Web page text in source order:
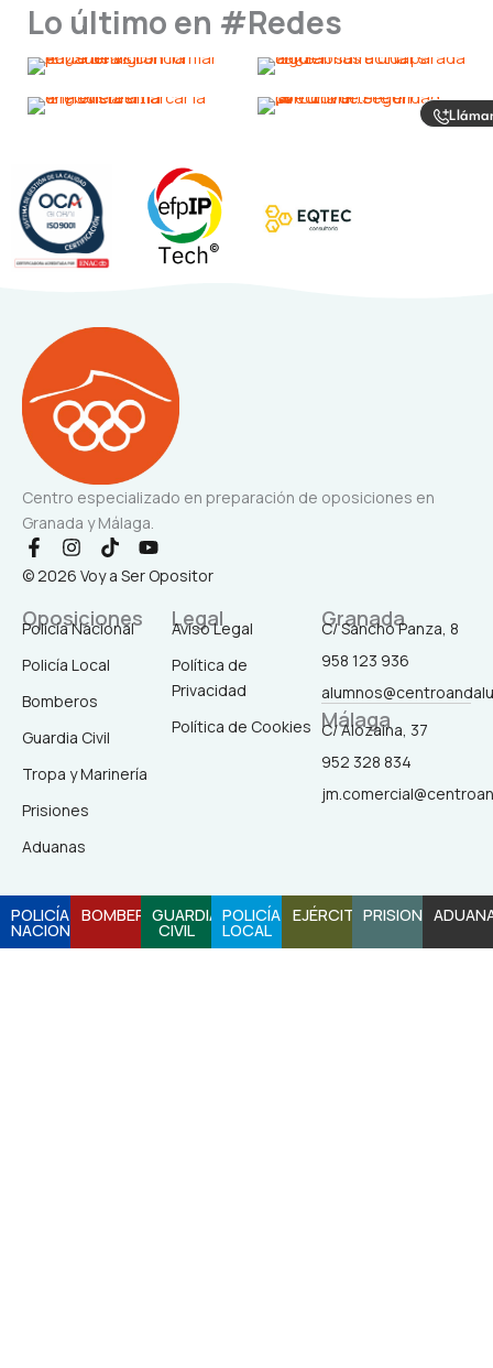
Lo último en #Redes
Centro especializado en preparación de oposiciones en
Granada y Málaga.
F
a
c
b
o
o
-
I
n
s
a
g
r
m
T
i
k
o
k
Y
o
u
© 2026 Voy a Ser Opositor
Oposiciones
Policía Nacional
Policía Local
Bomberos
Guardia Civil
Tropa y Marinería
Prisiones
Aduanas
Legal
Aviso Legal
Política de
Privacidad
Política de Cookies
Granada
C/ Sancho Panza, 8
958 123 936
Málaga
C/ Alozaina, 37
952 328 834
POLICÍA
NACIONAL
BOMBEROSGUARDIA
CIVIL
POLICÍA
LOCAL
EJÉRCITOPRISIONES